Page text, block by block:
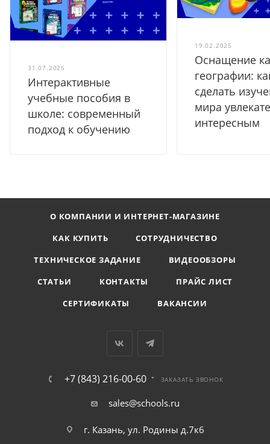
31.07.2025
Интерактивные
учебные пособия в
школе: современный
подход к обучению
19.02.2025
Оснащение
географии:
сделать
мира
интересным
О КОМПАНИИ И ИНТЕРНЕТ-МАГАЗИНЕ
КАК КУПИТЬ
СОТРУДНИЧЕСТВО
ТЕХНИЧЕСКОЕ ЗАДАНИЕ
ВИДЕООБЗОРЫ
СТАТЬИ
КОНТАКТЫ
ПРАЙС ЛИСТ
СЕРТИФИКАТЫ
ВАКАНСИИ
+7 (843) 216-00-60 ЗАКАЗАТЬ ЗВОНОК
sales@schools.ru
г. Казань, ул. Родины д.7к6